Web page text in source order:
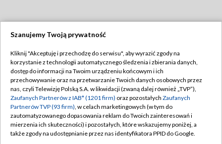
TVP
Abonament TVP
Emisja w TVP
Centrum informacji TVP
Naziemna Telewizja Cyfrowa
Regulamin TVP
Polityka prywatności
Moje zgody
Pomoc
Szanujemy Twoją prywatność
Kliknij "Akceptuję i przechodzę do serwisu", aby wyrazić zgody na
korzystanie z technologii automatycznego śledzenia i zbierania danych,
dostęp do informacji na Twoim urządzeniu końcowym i ich
przechowywanie oraz na przetwarzanie Twoich danych osobowych przez
nas, czyli Telewizję Polską S.A. w likwidacji (zwaną dalej również „TVP”),
Zaufanych Partnerów z IAB* (1201 firm) oraz pozostałych Zaufanych
Partnerów TVP (93 firm), w celach marketingowych (w tym do
zautomatyzowanego dopasowania reklam do Twoich zainteresowań i
mierzenia ich skuteczności) i pozostałych, które wskazujemy poniżej, a
także zgody na udostępnianie przez nas identyfikatora PPID do Google.